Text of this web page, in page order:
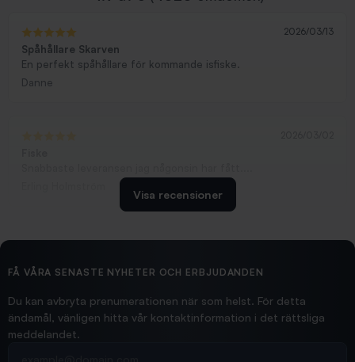
2026/03/13
Spåhållare Skarven
En perfekt spåhållare för kommande isfiske.
Danne
2026/02/19
Hittade exakt vad jag behövde. Snabb och bra...
Visa recensioner
FÅ VÅRA SENASTE NYHETER OCH ERBJUDANDEN
Du kan avbryta prenumerationen när som helst. För detta
ändamål, vänligen hitta vår kontaktinformation i det rättsliga
meddelandet.